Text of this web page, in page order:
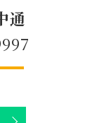
通